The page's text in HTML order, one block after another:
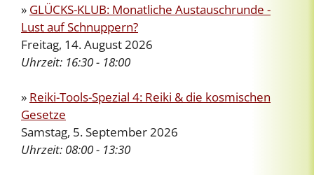
» GLÜCKS-KLUB: Monatliche Austauschrunde -
Lust auf Schnuppern?
Freitag, 14. August 2026
Uhrzeit: 16:30 - 18:00
» Reiki-Tools-Spezial 4: Reiki & die kosmischen
Gesetze
Samstag, 5. September 2026
Uhrzeit: 08:00 - 13:30